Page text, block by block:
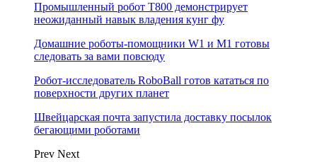
Промышленный робот Т800 демонстрирует
неожиданный навык владения кунг фу
Домашние роботы-помощники W1 и M1 готовы
следовать за вами повсюду
Робот-исследователь RoboBall готов кататься по
поверхности других планет
Швейцарская почта запустила доставку посылок
бегающими роботами
Prev Next